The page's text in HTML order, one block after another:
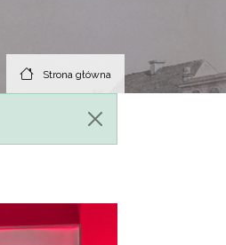
Strona główna